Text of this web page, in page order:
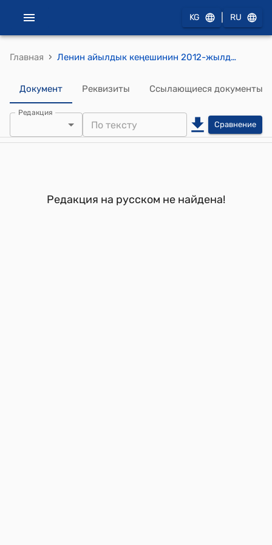
KG RU
Главная › Ленин айылдык кеңешинин 2012-жылдын 27- декабрындагы № 1/4 "Ленин айылдык кеңешинин төрагасын шайлоону өткөрүү боюнча эсептөө комиссиясынын 2012-жылдын 27-декабрындагы № I, 2 протоколдору жөнүндө." токтому
Документ Реквизиты Ссылающиеся документы
Редакция
Сравнение
Редакция на русском не найдена!